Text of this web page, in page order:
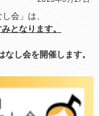
会」は、
となります。
し会を開催します。